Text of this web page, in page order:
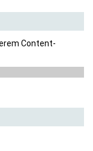
Content-